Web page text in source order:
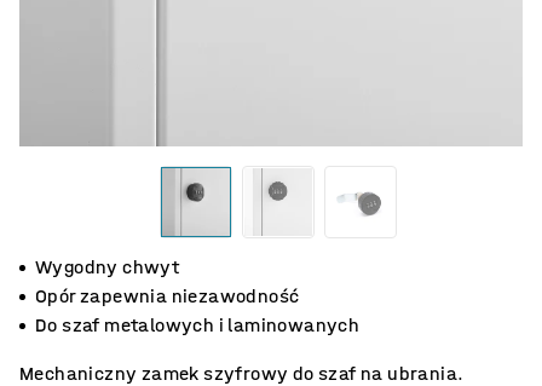
Wygodny chwyt
Opór zapewnia niezawodność
Do szaf metalowych i laminowanych
Mechaniczny zamek szyfrowy do szaf na ubrania.